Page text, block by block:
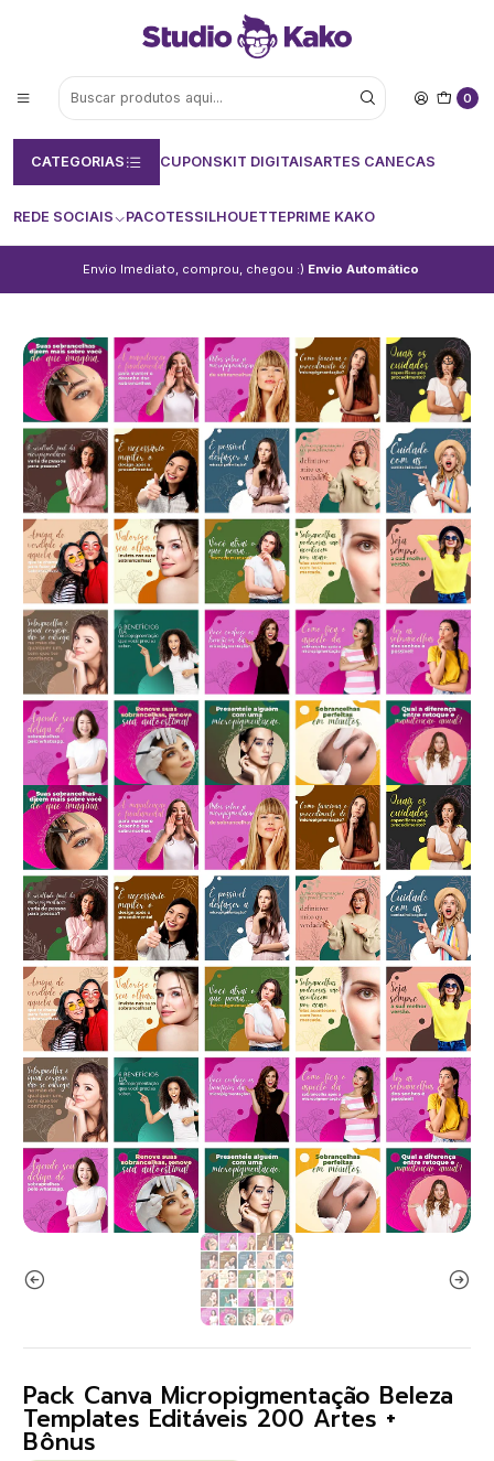
0
CATEGORIAS CUPONSKIT DIGITAISARTES CANECAS
REDE SOCIAIS PACOTESSILHOUETTEPRIME KAKO
Envio Imediato, comprou, chegou :) Envio Automático
Pack Canva Micropigmentação Beleza
Templates Editáveis 200 Artes +
Bônus